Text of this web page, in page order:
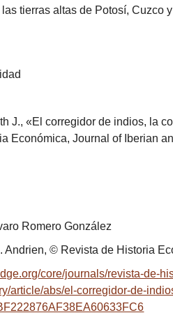
tierras altas de Potosí, Cuzco
J., «El corregidor de indios, la
Económica, Journal of Iberian
Romero González
Andrien, © Revista de Historia
core/journals/revista-de-
article/abs/el-corregidor-de-